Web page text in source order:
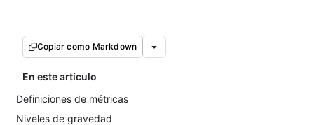
Copiar como Markdown
En este artículo
Definiciones de métricas
Niveles de gravedad